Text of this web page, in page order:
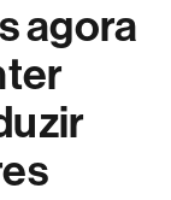
agora